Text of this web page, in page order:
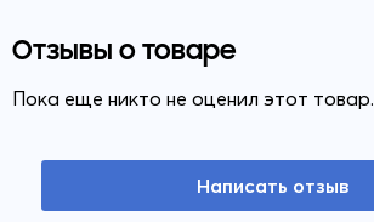
Отзывы о товаре
Пока еще никто не оценил этот товар.
Написать отзыв